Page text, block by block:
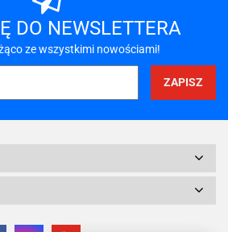
DO NEWSLETTERA
ze wszystkimi nowościami!